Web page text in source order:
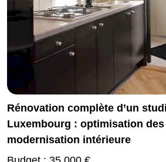
Rénovation complète d’un
Luxembourg : optimisation
modernisation intérieure